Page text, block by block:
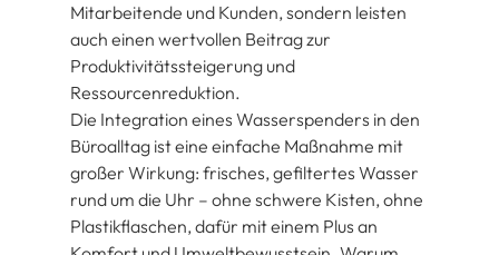
Mitarbeitende und Kunden, sondern leisten
auch einen wertvollen Beitrag zur
Produktivitätssteigerung und
Ressourcenreduktion.
Die Integration eines Wasserspenders in den
Büroalltag ist eine einfache Maßnahme mit
großer Wirkung: frisches, gefiltertes Wasser
rund um die Uhr – ohne schwere Kisten, ohne
Plastikflaschen, dafür mit einem Plus an